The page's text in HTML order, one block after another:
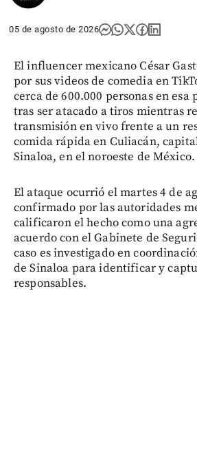
05 de agosto de 2026
El influencer mexicano César
por sus videos de comedia en
cerca de 600.000 personas en
tras ser atacado a tiros mientras
transmisión en vivo frente a un
comida rápida en Culiacán,
Sinaloa, en el noroeste de México.
El ataque ocurrió el martes 4 de
confirmado por las autoridades
calificaron el hecho como una
acuerdo con el Gabinete de
caso es investigado en
de Sinaloa para identificar y
responsables.